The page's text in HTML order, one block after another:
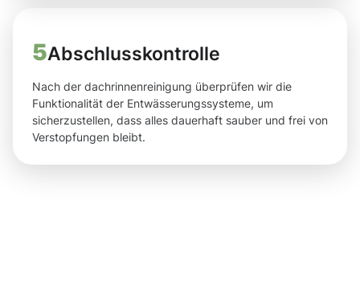
5Abschlusskontrolle
Nach der dachrinnenreinigung überprüfen wir die
Funktionalität der Entwässerungssysteme, um
sicherzustellen, dass alles dauerhaft sauber und frei von
Verstopfungen bleibt.